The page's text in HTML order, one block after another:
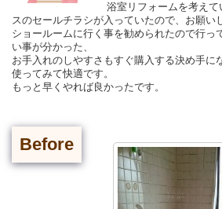
浴室リフォームを考え
スのセールチラシが入っていたので、お願い
ショールームに行く事を勧められたので行っ
い事が分かった、
お手入れのしやすさもすぐ購入する決め手に
使ってみて快適です。
もっと早くやれば良かったです。
Before